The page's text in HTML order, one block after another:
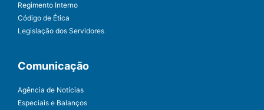
Regimento Interno
Código de Ética
Legislação dos Servidores
Comunicação
Agência de Notícias
Especiais e Balanços